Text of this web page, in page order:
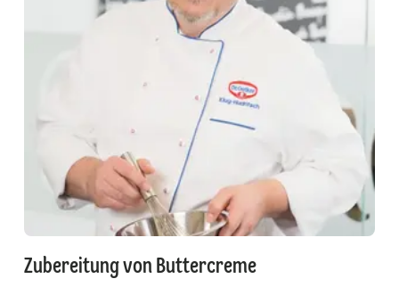
Zubereitung von Buttercreme